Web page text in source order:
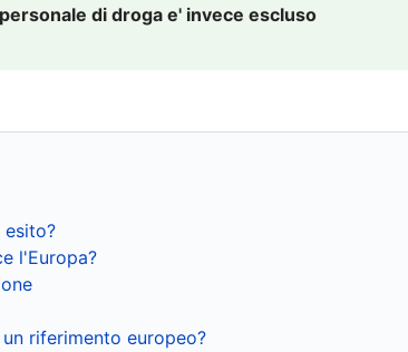
di droga e' invece escluso
esito?
l'Europa?
riferimento europeo?